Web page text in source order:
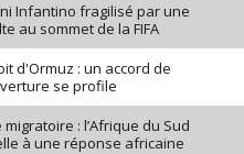
Infantino fragilisé par une
au sommet de la FIFA
d'Ormuz : un accord de
se profile
migratoire : l’Afrique du Sud
à une réponse africaine